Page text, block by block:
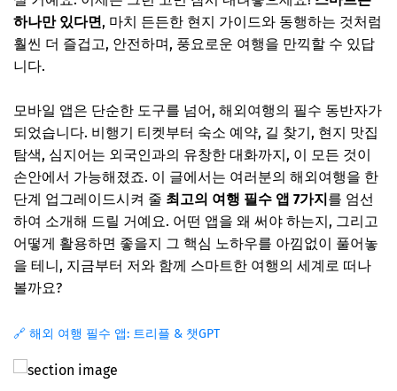
하나만 있다면, 마치 든든한 현지 가이드와 동행하는 것처럼
훨씬 더 즐겁고, 안전하며, 풍요로운 여행을 만끽할 수 있답
니다.
모바일 앱은 단순한 도구를 넘어, 해외여행의 필수 동반자가
되었습니다. 비행기 티켓부터 숙소 예약, 길 찾기, 현지 맛집
탐색, 심지어는 외국인과의 유창한 대화까지, 이 모든 것이
손안에서 가능해졌죠. 이 글에서는 여러분의 해외여행을 한
단계 업그레이드시켜 줄 최고의 여행 필수 앱 7가지를 엄선
하여 소개해 드릴 거예요. 어떤 앱을 왜 써야 하는지, 그리고
어떻게 활용하면 좋을지 그 핵심 노하우를 아낌없이 풀어놓
을 테니, 지금부터 저와 함께 스마트한 여행의 세계로 떠나
볼까요?
🔗 해외 여행 필수 앱: 트리플 & 챗GPT